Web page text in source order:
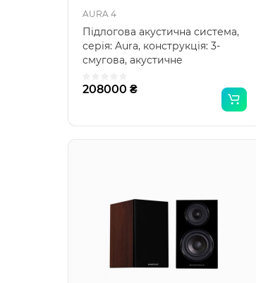
AURA 4
Підлогова акустична система,
серія: Aura, конструкція: 3-
смугова, акустичне
208000 ₴